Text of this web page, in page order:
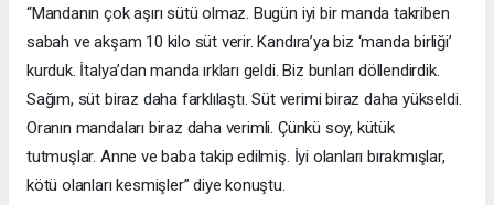
“Mandanın çok aşırı sütü olmaz. Bugün iyi bir manda takriben
sabah ve akşam 10 kilo süt verir. Kandıra’ya biz ‘manda birliği’
kurduk. İtalya’dan manda ırkları geldi. Biz bunları döllendirdik.
Sağım, süt biraz daha farklılaştı. Süt verimi biraz daha yükseldi.
Oranın mandaları biraz daha verimli. Çünkü soy, kütük
tutmuşlar. Anne ve baba takip edilmiş. İyi olanları bırakmışlar,
kötü olanları kesmişler” diye konuştu.